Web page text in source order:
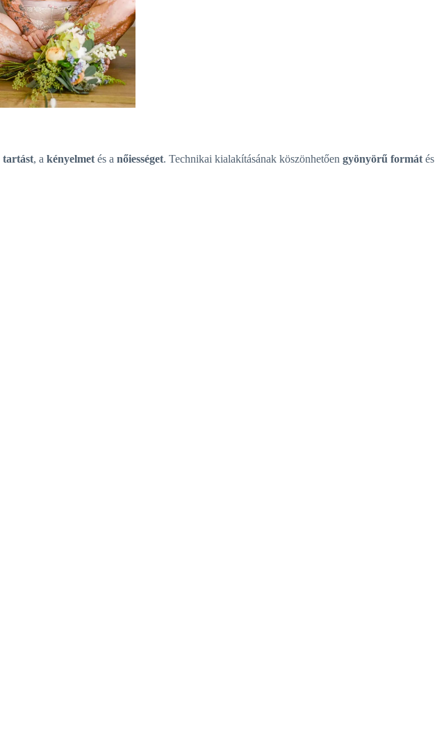
tartást, a kényelmet és a nőiességet. Technikai kialakításának köszönhetően gyönyörű formát és